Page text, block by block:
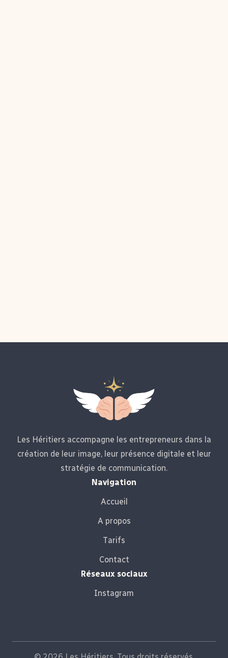
Les Héritiers accompagne les entrepreneurs dans la
création de leur image, leur présence digitale et leur
stratégie de communication.
Navigation
Accueil
A propos
Tarifs
Contact
Réseaux sociaux
Instagram